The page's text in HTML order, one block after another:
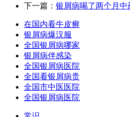
下一篇： 银屑病喝了两个月中
在国内看牛皮癣
银屑病爆汉服
全国银屑病哪家
银屑病伴感染
全国银屑病医院
全国看银屑病贵
全国市中医医院
全国银屑病医院